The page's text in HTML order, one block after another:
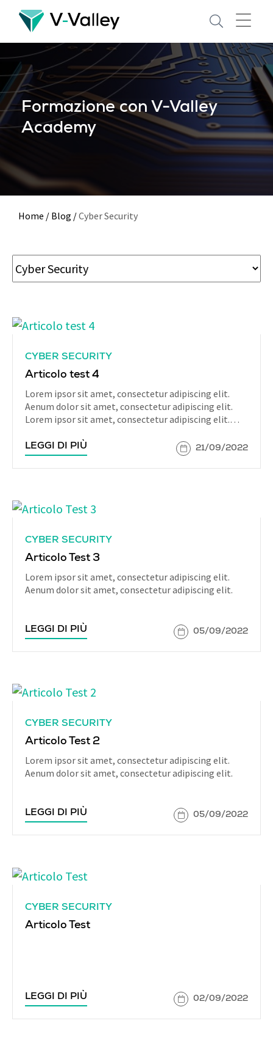
Skip
main
content
Formazione con V-Valley
Academy
Home / Blog /Cyber Security
CYBER SECURITY
Articolo test 4
Lorem ipsor sit amet, consectetur adipiscing elit.
Aenum dolor sit amet, consectetur adipiscing elit.
Lorem ipsor sit amet, consectetur adipiscing elit.
LEGGI DI PIÙ 21/09/2022
CYBER SECURITY
Articolo Test 3
Lorem ipsor sit amet, consectetur adipiscing elit.
Aenum dolor sit amet, consectetur adipiscing elit.
LEGGI DI PIÙ 05/09/2022
CYBER SECURITY
Articolo Test 2
Lorem ipsor sit amet, consectetur adipiscing elit.
Aenum dolor sit amet, consectetur adipiscing elit.
LEGGI DI PIÙ 05/09/2022
CYBER SECURITY
Articolo Test
LEGGI DI PIÙ 02/09/2022